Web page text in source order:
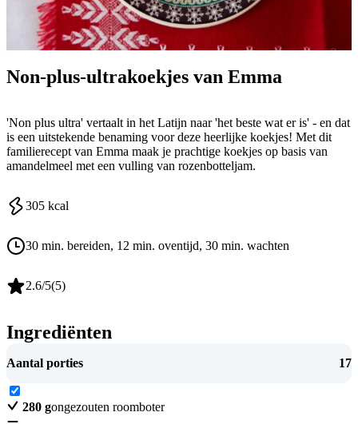
Non-plus-ultrakoekjes van Emma
'Non plus ultra' vertaalt in het Latijn naar 'het beste wat er is' - en dat
is een uitstekende benaming voor deze heerlijke koekjes! Met dit
familierecept van Emma maak je prachtige koekjes op basis van
amandelmeel met een vulling van rozenbotteljam.
305 kcal
30 min. bereiden, 12 min. oventijd, 30 min. wachten
2.6/5(5)
Ingrediënten
Aantal porties 17
280 gongezouten roomboter